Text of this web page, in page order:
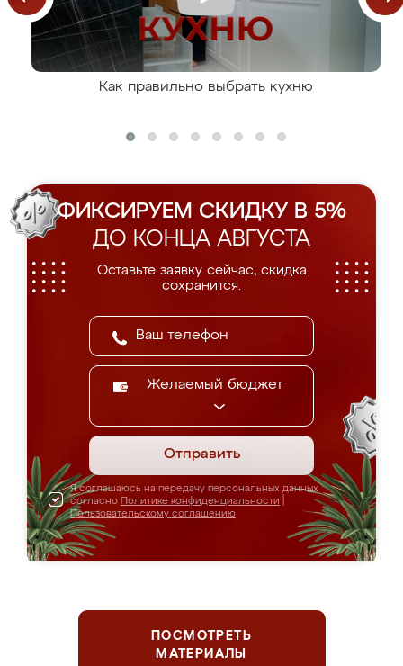
Как правильно выбрать кухню
ФИКСИРУЕМ СКИДКУ В 5%
ДО КОНЦА АВГУСТА
Оставьте заявку сейчас, скидка
сохранится.
Желаемый бюджет
Отправить
Я соглашаюсь на передачу персональных данных
согласно Политике конфиденциальности
Пользовательскому соглашению
ПОСМОТРЕТЬ
МАТЕРИАЛЫ